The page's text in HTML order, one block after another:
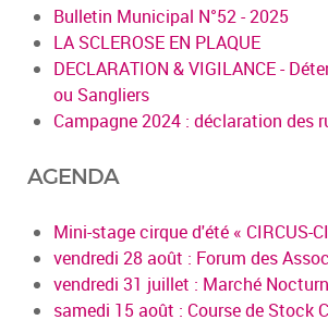
Bulletin Municipal N°52 - 2025
LA SCLEROSE EN PLAQUE
DECLARATION & VIGILANCE -
ou Sangliers
Campagne 2024 : déclaration des
AGENDA
Mini-stage cirque d'été « CIRCUS-
vendredi 28 août : Forum des
vendredi 31 juillet : Marché
samedi 15 août : Course de Stock